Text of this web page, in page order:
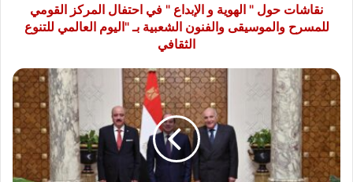
المركز
القومي
والفنون
الشعبية
بـ
"اليوم
العالمي
للتنوع
الثقافي
نقاشات حول " الهوية و الإبداع " في احتفال المركز القومي
للمسرح والموسيقى والفنون الشعبية بـ "اليوم العالمي للتنوع
الثقافي
السيسي
يؤكد
أهمية
التنسيق
المصري
الجزائري
التونسي